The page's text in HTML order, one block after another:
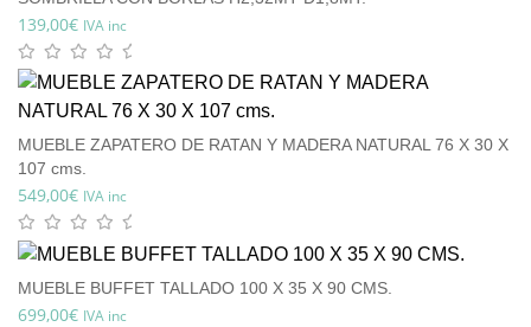
139,00€ IVA inc
MUEBLE ZAPATERO DE RATAN Y MADERA NATURAL 76 X 30 X
107 cms.
549,00€ IVA inc
MUEBLE BUFFET TALLADO 100 X 35 X 90 CMS.
699,00€ IVA inc